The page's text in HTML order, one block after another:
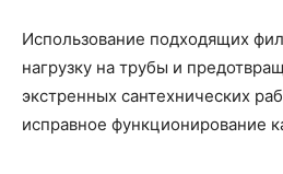
Использование подходящих
нагрузку на трубы и
экстренных сантехнических
исправное функционирование